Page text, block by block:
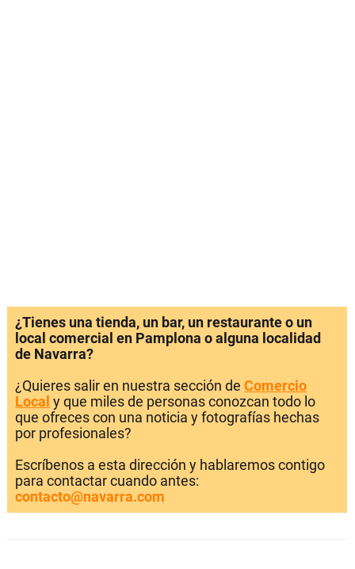
¿Tienes una tienda, un bar, un restaurante o un
local comercial en Pamplona o alguna localidad
de Navarra?
¿Quieres salir en nuestra sección de Comercio
Local y que miles de personas conozcan todo lo
que ofreces con una noticia y fotografías hechas
por profesionales?
Escríbenos a esta dirección y hablaremos contigo
para contactar cuando antes:
contacto@navarra.com